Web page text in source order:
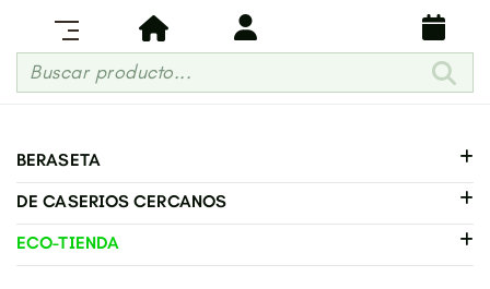
Buscar producto...
BERASETA
DE CASERIOS CERCANOS
ECO-TIENDA